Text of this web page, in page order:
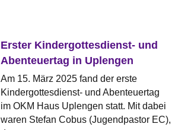
Erster Kindergottesdienst- und
Abenteuertag in Uplengen
Am 15. März 2025 fand der erste
Kindergottesdienst- und Abenteuertag
im OKM Haus Uplengen statt. Mit dabei
waren Stefan Cobus (Jugendpastor EC),